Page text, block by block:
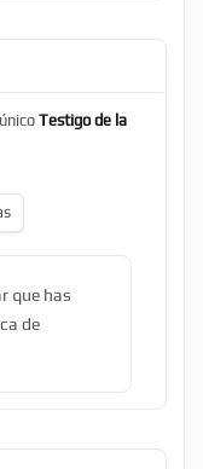
Testigo de la
que has
de